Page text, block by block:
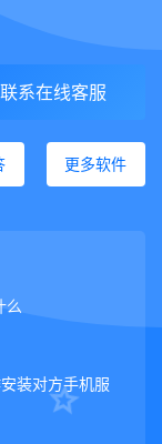
系在线客服
更多软件
么
装对方手机服